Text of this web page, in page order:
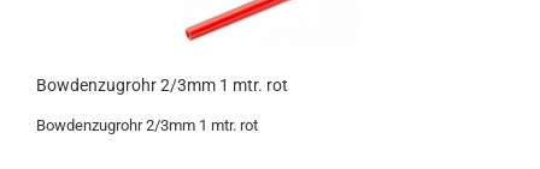
Bowdenzugrohr 2/3mm 1 mtr. rot
Bowdenzugrohr 2/3mm 1 mtr. rot